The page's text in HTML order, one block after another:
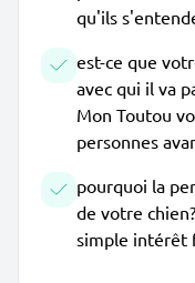
qu'ils
est-ce que
avec qui il va
Mon Toutou
personnes
pourquoi la
de votre
simple intérêt